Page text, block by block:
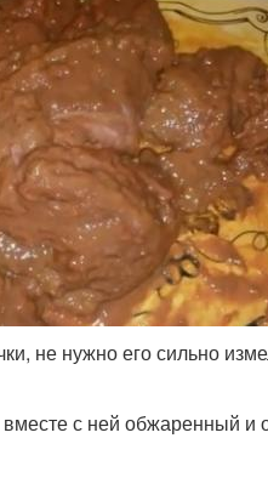
не нужно его сильно
вместе с ней обжаренный